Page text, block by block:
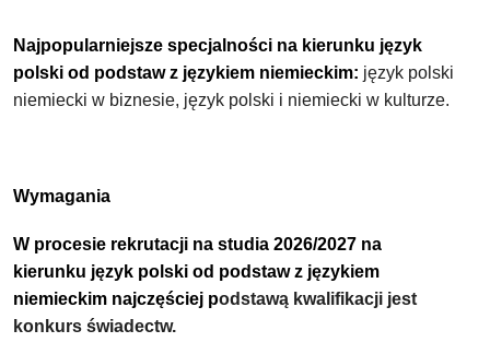
Najpopularniejsze specjalności na kierunku język
polski od podstaw z językiem niemieckim: język polski
niemiecki w biznesie, język polski i niemiecki w kulturze.
Wymagania
W procesie rekrutacji na studia 2026/2027 na
kierunku język polski od podstaw z językiem
niemieckim najczęściej podstawą kwalifikacji jest
konkurs świadectw.